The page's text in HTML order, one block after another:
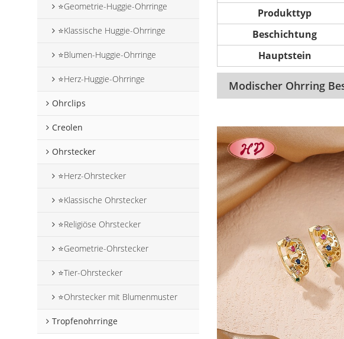
⭐Geometrie-Huggie-Ohrringe
⭐Klassische Huggie-Ohrringe
⭐Blumen-Huggie-Ohrringe
⭐Herz-Huggie-Ohrringe
Ohrclips
Creolen
Ohrstecker
⭐Herz-Ohrstecker
⭐Klassische Ohrstecker
⭐Religiöse Ohrstecker
⭐Geometrie-Ohrstecker
⭐Tier-Ohrstecker
⭐Ohrstecker mit Blumenmuster
Tropfenohrringe
Produkttyp
Beschichtung
Hauptstein
Modischer Ohrring